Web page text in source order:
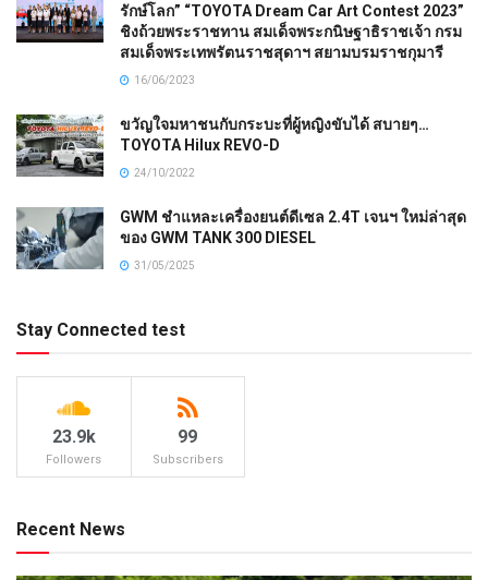
รักษ์โลก” “TOYOTA Dream Car Art Contest 2023”
ชิงถ้วยพระราชทาน สมเด็จพระกนิษฐาธิราชเจ้า กรม
สมเด็จพระเทพรัตนราชสุดาฯ สยามบรมราชกุมารี
16/06/2023
ขวัญใจมหาชนกับกระบะที่ผู้หญิงขับได้ สบายๆ…
TOYOTA Hilux REVO-D
24/10/2022
GWM ชำแหละเครื่องยนต์ดีเซล 2.4T เจนฯ ใหม่ล่าสุด
ของ GWM TANK 300 DIESEL
31/05/2025
Stay Connected test
23.9k
Followers
99
Subscribers
Recent News